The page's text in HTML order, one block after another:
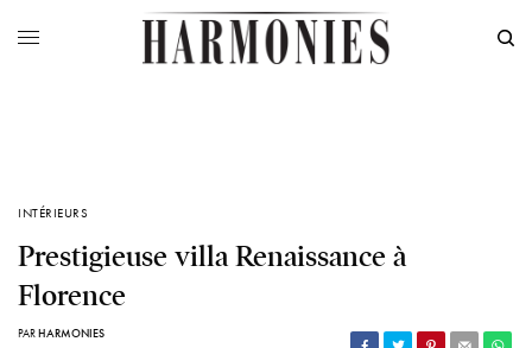
INTÉRIEURS
Prestigieuse villa Renaissance à
Florence
PARHARMONIES